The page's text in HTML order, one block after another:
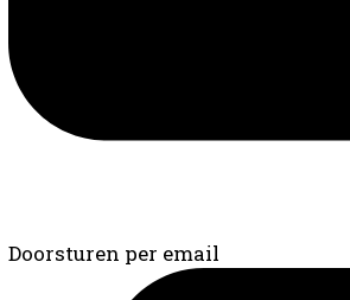
Doorsturen per email